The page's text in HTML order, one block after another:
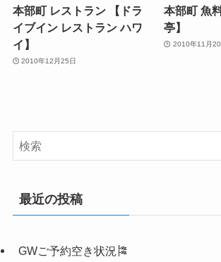
本部町 レストラン 【ドラ
イブイン レストラン ハワ
イ】
2010年12月25日
本部町 魚
亭】
2010年11月20
最近の投稿
GWご予約空き状況🎏